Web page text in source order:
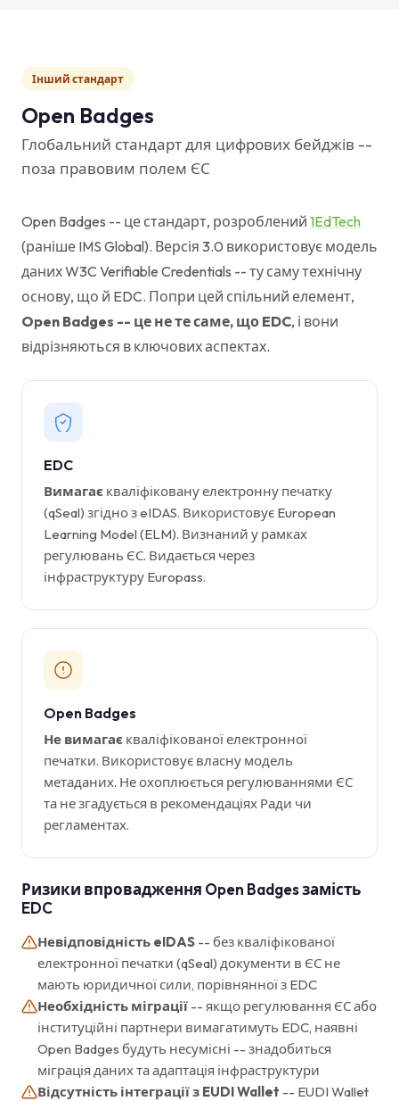
Інший стандарт
Open Badges
Глобальний стандарт для цифрових бейджів --
поза правовим полем ЄС
Open Badges -- це стандарт, розроблений 1EdTech
(раніше IMS Global). Версія 3.0 використовує модель
даних W3C Verifiable Credentials -- ту саму технічну
основу, що й EDC. Попри цей спільний елемент,
Open Badges -- це не те саме, що EDC, і вони
відрізняються в ключових аспектах.
EDC
Вимагає кваліфіковану електронну печатку
(qSeal) згідно з eIDAS. Використовує European
Learning Model (ELM). Визнаний у рамках
регулювань ЄС. Видається через
інфраструктуру Europass.
Open Badges
Не вимагає кваліфікованої електронної
печатки. Використовує власну модель
метаданих. Не охоплюється регулюваннями ЄС
та не згадується в рекомендаціях Ради чи
регламентах.
Ризики впровадження Open Badges замість
EDC
Невідповідність eIDAS -- без кваліфікованої
електронної печатки (qSeal) документи в ЄС не
мають юридичної сили, порівнянної з EDC
Необхідність міграції -- якщо регулювання ЄС або
інституційні партнери вимагатимуть EDC, наявні
Open Badges будуть несумісні -- знадобиться
міграція даних та адаптація інфраструктури
Відсутність інтеграції з EUDI Wallet -- EUDI Wallet